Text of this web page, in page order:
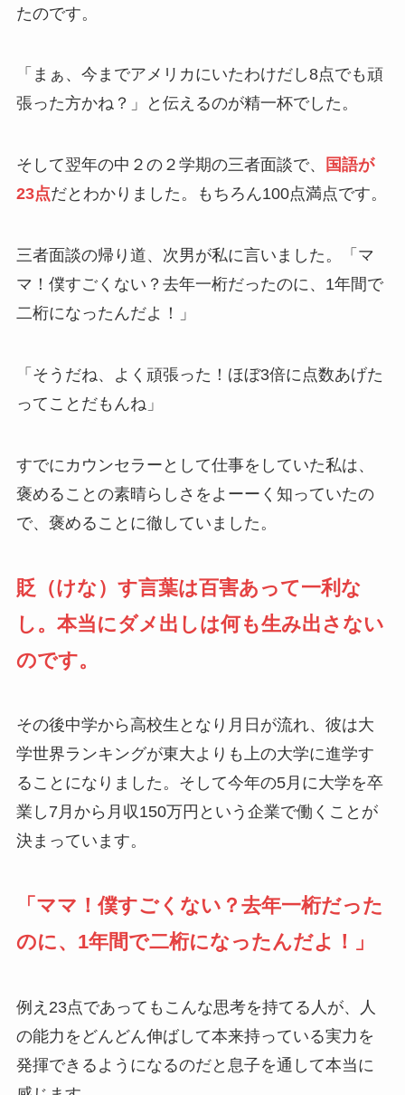
たのです。
「まぁ、今までアメリカにいたわけだし8点でも頑
張った方かね？」と伝えるのが精一杯でした。
そして翌年の中２の２学期の三者面談で、
国語が
23点だとわかりました。もちろん100点満点です。
三者面談の帰り道、次男が私に言いました。「マ
マ！僕すごくない？去年一桁だったのに、1年間で
二桁になったんだよ！」
「そうだね、よく頑張った！ほぼ3倍に点数あげた
ってことだもんね」
すでにカウンセラーとして仕事をしていた私は、
褒めることの素晴らしさをよーーく知っていたの
で、褒めることに徹していました。
貶（けな）す言葉は百害あって一利な
し。本当にダメ出しは何も生み出さない
のです。
その後中学から高校生となり月日が流れ、彼は大
学世界ランキングが東大よりも上の大学に進学す
ることになりました。そして今年の5月に大学を卒
業し7月から月収150万円という企業で働くことが
決まっています。
「ママ！僕すごくない？去年一桁だった
のに、1年間で二桁になったんだよ！」
例え23点であってもこんな思考を持てる人が、人
の能力をどんどん伸ばして本来持っている実力を
発揮できるようになるのだと息子を通して本当に